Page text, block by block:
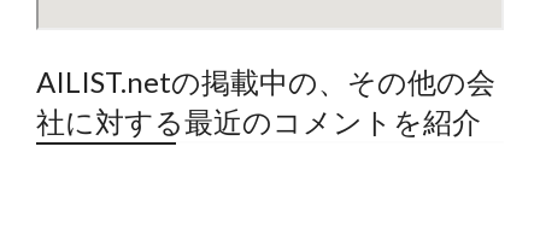
AILIST.netの掲載中の、その他の会
社に対する最近のコメントを紹介